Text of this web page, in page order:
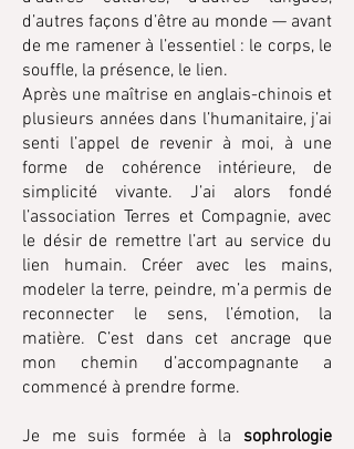
d’autres façons d’être au monde — avant
de me ramener à l’essentiel : le corps, le
souffle, la présence, le lien.
Après une maîtrise en anglais-chinois et
plusieurs années dans l’humanitaire, j’ai
senti l’appel de revenir à moi, à une
forme de cohérence intérieure, de
simplicité vivante. J’ai alors fondé
l’association Terres et Compagnie, avec
le désir de remettre l’art au service du
lien humain. Créer avec les mains,
modeler la terre, peindre, m’a permis de
reconnecter le sens, l’émotion, la
matière. C’est dans cet ancrage que
mon chemin d’accompagnante a
commencé à prendre forme.
Je me suis formée à la sophrologie